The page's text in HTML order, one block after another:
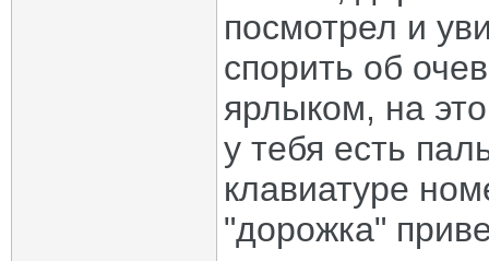
посмотрел и
спорить об
ярлыком, на
у тебя есть
клавиатуре
"дорожка"